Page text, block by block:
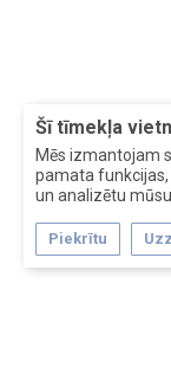
Šī tīmekļa
Mēs izmantojam
pamata
un analizētu
Piekrītu